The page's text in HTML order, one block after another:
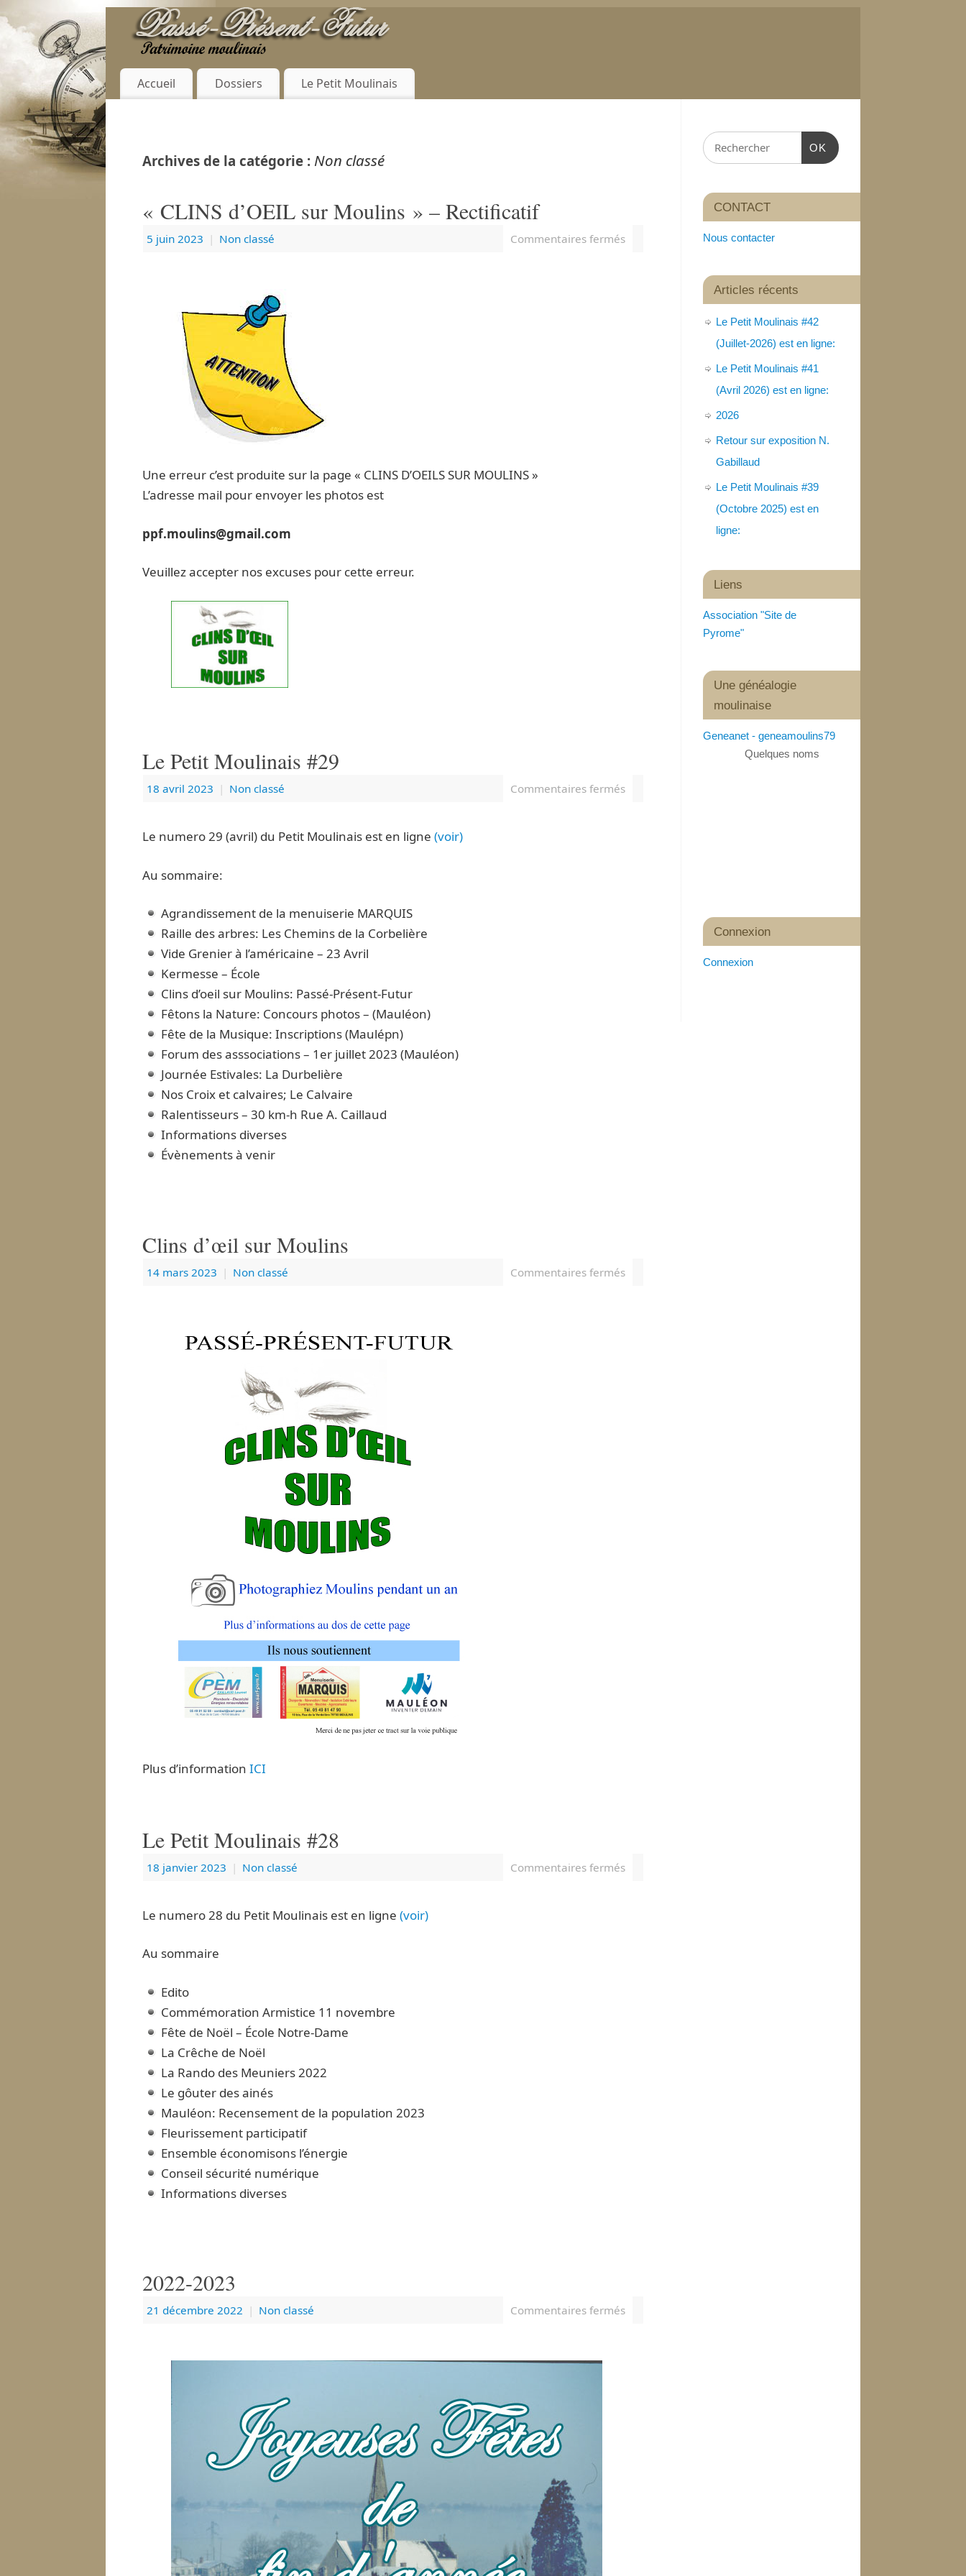
Accueil Dossiers Le Petit Moulinais
Archives de la catégorie : Non classé
« CLINS d’OEIL sur Moulins » – Rectificatif
5 juin 2023 | Non classé Commentaires fermés
Une erreur c’est produite sur la page « CLINS D’OEILS SUR MOULINS »
L’adresse mail pour envoyer les photos est
ppf.moulins@gmail.com
Veuillez accepter nos excuses pour cette erreur.
Le Petit Moulinais #29
18 avril 2023 | Non classé Commentaires fermés
Le numero 29 (avril) du Petit Moulinais est en ligne (voir)
Au sommaire:
Agrandissement de la menuiserie MARQUIS
Raille des arbres: Les Chemins de la Corbelière
Vide Grenier à l’américaine – 23 Avril
Kermesse – École
Clins d’oeil sur Moulins: Passé-Présent-Futur
Fêtons la Nature: Concours photos – (Mauléon)
Fête de la Musique: Inscriptions (Maulépn)
Forum des asssociations – 1er juillet 2023 (Mauléon)
Journée Estivales: La Durbelière
Nos Croix et calvaires; Le Calvaire
Ralentisseurs – 30 km-h Rue A. Caillaud
Informations diverses
Évènements à venir
Clins d’œil sur Moulins
14 mars 2023 | Non classé Commentaires fermés
Plus d’information ICI
Le Petit Moulinais #28
18 janvier 2023 | Non classé Commentaires fermés
Le numero 28 du Petit Moulinais est en ligne (voir)
Au sommaire
Edito
Commémoration Armistice 11 novembre
Fête de Noël – École Notre-Dame
La Crêche de Noël
La Rando des Meuniers 2022
Le gôuter des ainés
Mauléon: Recensement de la population 2023
Fleurissement participatif
Ensemble économisons l’énergie
Conseil sécurité numérique
Informations diverses
2022-2023
21 décembre 2022 | Non classé Commentaires fermés
OK
CONTACT
Nous contacter
Articles récents
Le Petit Moulinais #42
(Juillet-2026) est en ligne:
Le Petit Moulinais #41
(Avril 2026) est en ligne:
2026
Retour sur exposition N.
Gabillaud
Le Petit Moulinais #39
(Octobre 2025) est en
ligne:
Liens
Association "Site de
Pyrome"
Une généalogie
moulinaise
Geneanet - geneamoulins79
Quelques noms
Connexion
Connexion